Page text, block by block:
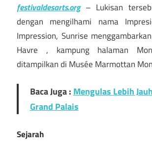
festivaldesarts.org– Lukisan
dengan mengilhami nama
Impression, Sunrise
Havre , kampung halaman
ditampilkan di Musée Marmottan
Baca Juga : Mengulas Lebih
Grand Palais
Sejarah